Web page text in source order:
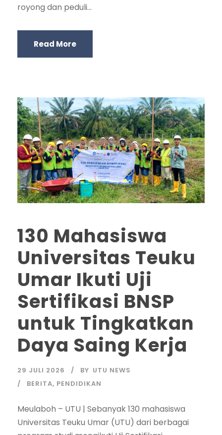
royong dan peduli...
Read More
130 Mahasiswa
Universitas Teuku
Umar Ikuti Uji
Sertifikasi BNSP
untuk Tingkatkan
Daya Saing Kerja
29 JULI 2026 BY UTU NEWS
BERITA, PENDIDIKAN
Meulaboh – UTU | Sebanyak 130 mahasiswa
Universitas Teuku Umar (UTU) dari berbagai